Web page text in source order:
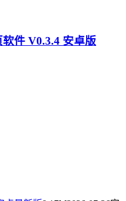
件 V0.3.4 安卓版